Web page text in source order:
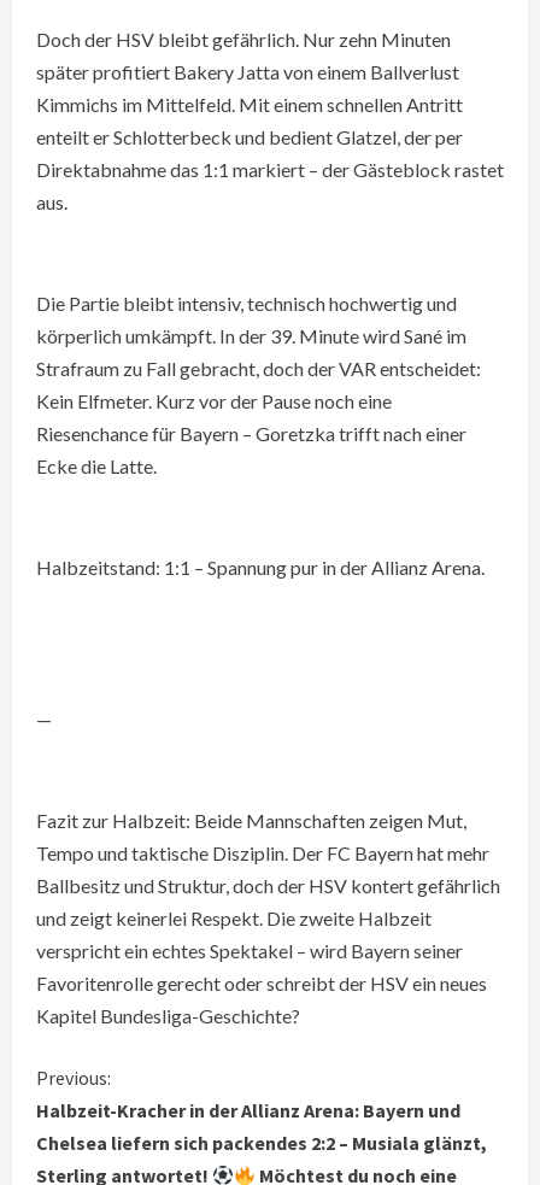
Doch der HSV bleibt gefährlich. Nur zehn Minuten
später profitiert Bakery Jatta von einem Ballverlust
Kimmichs im Mittelfeld. Mit einem schnellen Antritt
enteilt er Schlotterbeck und bedient Glatzel, der per
Direktabnahme das 1:1 markiert – der Gästeblock rastet
aus.
Die Partie bleibt intensiv, technisch hochwertig und
körperlich umkämpft. In der 39. Minute wird Sané im
Strafraum zu Fall gebracht, doch der VAR entscheidet:
Kein Elfmeter. Kurz vor der Pause noch eine
Riesenchance für Bayern – Goretzka trifft nach einer
Ecke die Latte.
Halbzeitstand: 1:1 – Spannung pur in der Allianz Arena.
—
Fazit zur Halbzeit: Beide Mannschaften zeigen Mut,
Tempo und taktische Disziplin. Der FC Bayern hat mehr
Ballbesitz und Struktur, doch der HSV kontert gefährlich
und zeigt keinerlei Respekt. Die zweite Halbzeit
verspricht ein echtes Spektakel – wird Bayern seiner
Favoritenrolle gerecht oder schreibt der HSV ein neues
Kapitel Bundesliga-Geschichte?
C
o
Previous:
Halbzeit-Kracher in der Allianz Arena: Bayern und
Chelsea liefern sich packendes 2:2 – Musiala glänzt,
Sterling antwortet!
Möchtest du noch eine